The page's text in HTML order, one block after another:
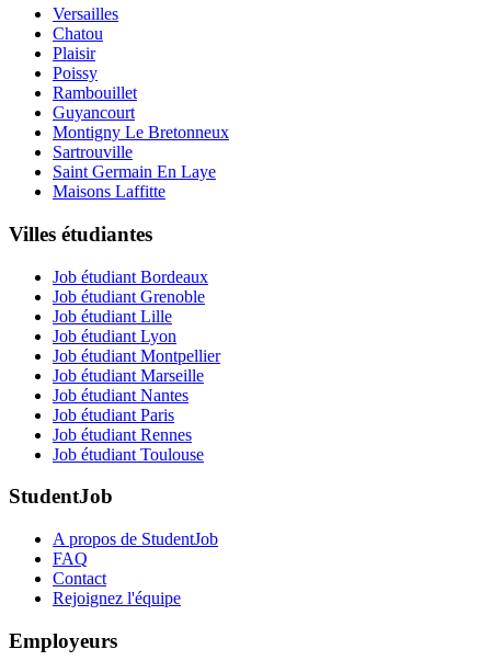
Versailles
Chatou
Plaisir
Poissy
Rambouillet
Guyancourt
Montigny Le Bretonneux
Sartrouville
Saint Germain En Laye
Maisons Laffitte
Villes étudiantes
Job étudiant Bordeaux
Job étudiant Grenoble
Job étudiant Lille
Job étudiant Lyon
Job étudiant Montpellier
Job étudiant Marseille
Job étudiant Nantes
Job étudiant Paris
Job étudiant Rennes
Job étudiant Toulouse
StudentJob
A propos de StudentJob
FAQ
Contact
Rejoignez l'équipe
Employeurs